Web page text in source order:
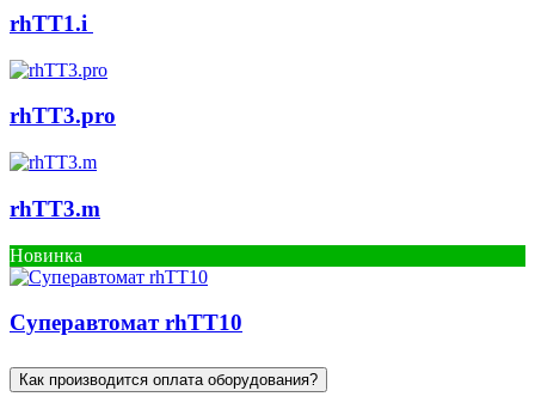
rhTT1.i
rhTT3.pro
rhTT3.m
Новинка
Cуперавтомат rhTT10
Как производится оплата оборудования?